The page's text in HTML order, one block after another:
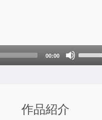
00:00
作品紹介